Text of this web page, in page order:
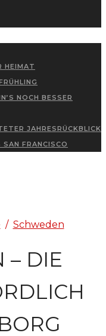
HEIMAT
NOCH BESSER
JAHRESRÜCKBLICK
FRANCISCO
/ Schweden
– DIE